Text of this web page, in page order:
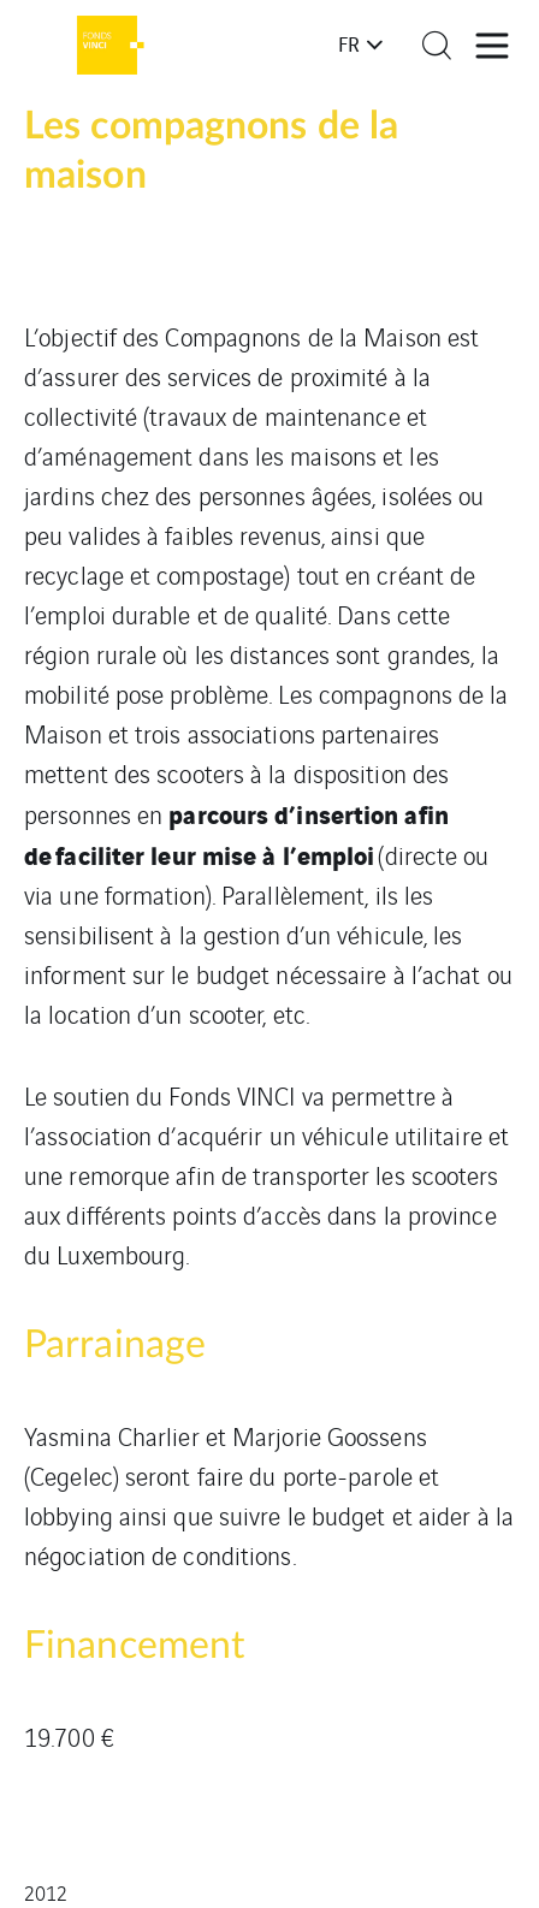
FR
Les compagnons de la
maison
L’objectif des Compagnons de la Maison est
d’assurer des services de proximité à la
collectivité (travaux de maintenance et
d’aménagement dans les maisons et les
jardins chez des personnes âgées, isolées ou
peu valides à faibles revenus, ainsi que
recyclage et compostage) tout en créant de
l’emploi durable et de qualité. Dans cette
région rurale où les distances sont grandes, la
mobilité pose problème. Les compagnons de la
Maison et trois associations partenaires
mettent des scooters à la disposition des
personnes en parcours d’insertion afin
defaciliter leur mise à l’emploi(directe ou
via une formation). Parallèlement, ils les
sensibilisent à la gestion d’un véhicule, les
informent sur le budget nécessaire à l’achat ou
la location d’un scooter, etc.
Le soutien du Fonds VINCI va permettre à
l’association d’acquérir un véhicule utilitaire et
une remorque afin de transporter les scooters
aux différents points d’accès dans la province
du Luxembourg.
Parrainage
Yasmina Charlier et Marjorie Goossens
(Cegelec) seront faire du porte-parole et
lobbying ainsi que suivre le budget et aider à la
négociation de conditions.
Financement
19.700 €
2012